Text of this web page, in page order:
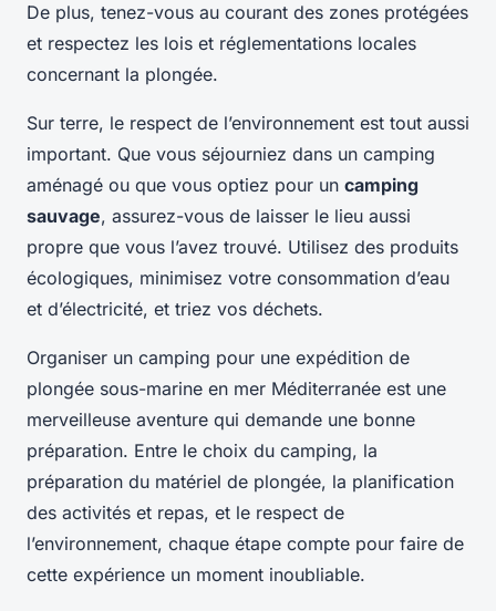
De plus, tenez-vous au courant des zones protégées
et respectez les lois et réglementations locales
concernant la plongée.
Sur terre, le respect de l’environnement est tout aussi
important. Que vous séjourniez dans un camping
aménagé ou que vous optiez pour un camping
sauvage, assurez-vous de laisser le lieu aussi
propre que vous l’avez trouvé. Utilisez des produits
écologiques, minimisez votre consommation d’eau
et d’électricité, et triez vos déchets.
Organiser un camping pour une expédition de
plongée sous-marine en mer Méditerranée est une
merveilleuse aventure qui demande une bonne
préparation. Entre le choix du camping, la
préparation du matériel de plongée, la planification
des activités et repas, et le respect de
l’environnement, chaque étape compte pour faire de
cette expérience un moment inoubliable.